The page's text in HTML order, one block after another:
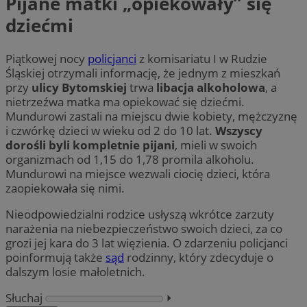
dziećmi
Piątkowej nocy policjanci z komisariatu I w Rudzie
Śląskiej otrzymali informację, że jednym z mieszkań
przy ulicy Bytomskiej trwa libacja alkoholowa, a
nietrzeźwa matka ma opiekować się dziećmi.
Mundurowi zastali na miejscu dwie kobiety, mężczyznę
i czwórkę dzieci w wieku od 2 do 10 lat. Wszyscy
dorośli byli kompletnie pijani, mieli w swoich
organizmach od 1,15 do 1,78 promila alkoholu.
Mundurowi na miejsce wezwali ciocię dzieci, która
zaopiekowała się nimi.
Nieodpowiedzialni rodzice usłyszą wkrótce zarzuty
narażenia na niebezpieczeństwo swoich dzieci, za co
grozi jej kara do 3 lat więzienia. O zdarzeniu policjanci
poinformują także sąd rodzinny, który zdecyduje o
dalszym losie małoletnich.
Słuchaj
⏵︎